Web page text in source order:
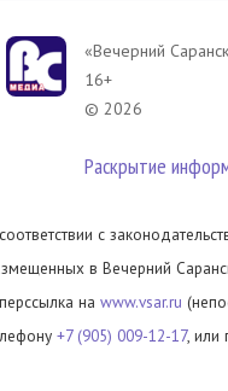
«Вечерний
16+
© 2026
Раскрытие
с
в Вечерний
на www.vsar.ru
+7 (905) 009-12-17, или